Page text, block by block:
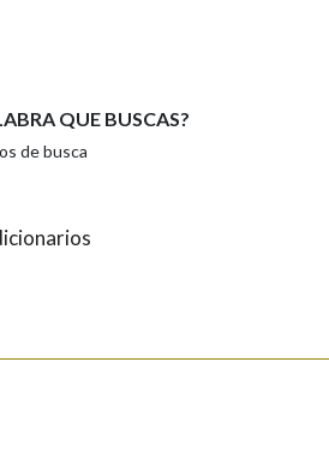
aparece na imaxe:
QUE BUSCAS?
de busca